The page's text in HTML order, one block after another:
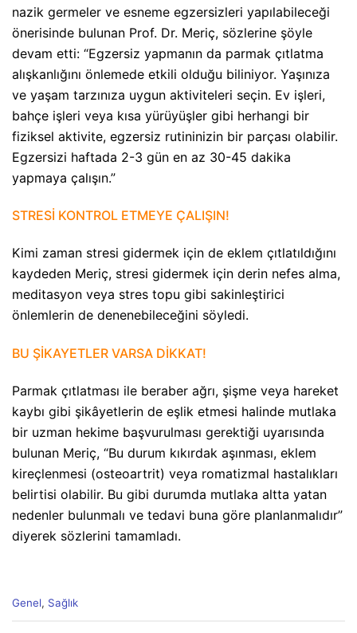
nazik germeler ve esneme egzersizleri yapılabileceği
önerisinde bulunan Prof. Dr. Meriç, sözlerine şöyle
devam etti: “Egzersiz yapmanın da parmak çıtlatma
alışkanlığını önlemede etkili olduğu biliniyor. Yaşınıza
ve yaşam tarzınıza uygun aktiviteleri seçin. Ev işleri,
bahçe işleri veya kısa yürüyüşler gibi herhangi bir
fiziksel aktivite, egzersiz rutininizin bir parçası olabilir.
Egzersizi haftada 2-3 gün en az 30-45 dakika
yapmaya çalışın.”
STRESİ KONTROL ETMEYE ÇALIŞIN!
Kimi zaman stresi gidermek için de eklem çıtlatıldığını
kaydeden Meriç, stresi gidermek için derin nefes alma,
meditasyon veya stres topu gibi sakinleştirici
önlemlerin de denenebileceğini söyledi.
BU ŞİKAYETLER VARSA DİKKAT!
Parmak çıtlatması ile beraber ağrı, şişme veya hareket
kaybı gibi şikâyetlerin de eşlik etmesi halinde mutlaka
bir uzman hekime başvurulması gerektiği uyarısında
bulunan Meriç, “Bu durum kıkırdak aşınması, eklem
kireçlenmesi (osteoartrit) veya romatizmal hastalıkları
belirtisi olabilir. Bu gibi durumda mutlaka altta yatan
nedenler bulunmalı ve tedavi buna göre planlanmalıdır”
diyerek sözlerini tamamladı.
C
Genel, Sağlık